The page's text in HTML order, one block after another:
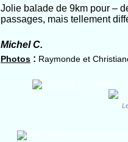
Jolie balade de 9km pour –
passages, mais tellement
Michel C.
Photos : Raymonde et